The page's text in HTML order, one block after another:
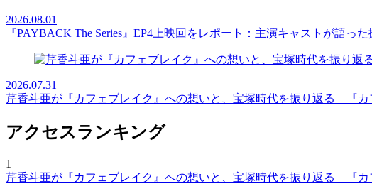
2026.08.01
『PAYBACK The Series』EP4上映回をレポート：主演キャストが語っ
2026.07.31
芹香斗亜が『カフェブレイク』への想いと、宝塚時代を振り返る 『
アクセスランキング
1
芹香斗亜が『カフェブレイク』への想いと、宝塚時代を振り返る 『